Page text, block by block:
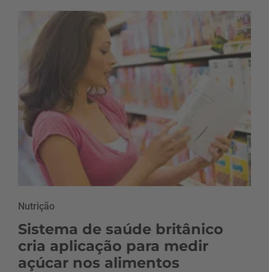
Nutrição
Sistema de saúde britânico
cria aplicação para medir
açúcar nos alimentos